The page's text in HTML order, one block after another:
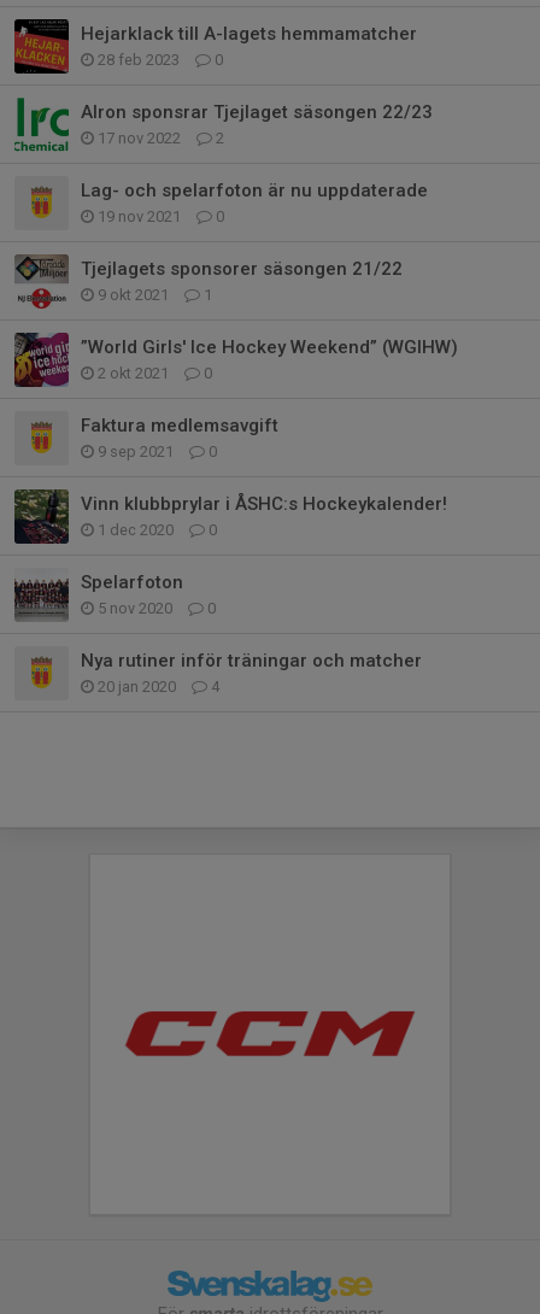
Hejarklack till A-lagets hemmamatcher
28 feb 2023 0
Alron sponsrar Tjejlaget säsongen 22/23
17 nov 2022 2
Lag- och spelarfoton är nu uppdaterade
19 nov 2021 0
Tjejlagets sponsorer säsongen 21/22
9 okt 2021 1
”World Girls' Ice Hockey Weekend” (WGIHW)
2 okt 2021 0
Faktura medlemsavgift
9 sep 2021 0
Vinn klubbprylar i ÅSHC:s Hockeykalender!
1 dec 2020 0
Spelarfoton
5 nov 2020 0
Nya rutiner inför träningar och matcher
20 jan 2020 4